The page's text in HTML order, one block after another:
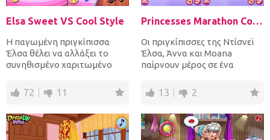
Elsa Sweet VS Cool Style
Η παγωμένη πριγκίπισσα
Έλσα θέλει να αλλάξει το
συνηθισμένο χαριτωμένο
βοη...72 11
Princesses Marathon Competition
Οι πριγκίπισσες της Ντίσνεϊ
Έλσα, Άννα και Moana
παίρνουν μέρος σε ένα
τ...
13 2